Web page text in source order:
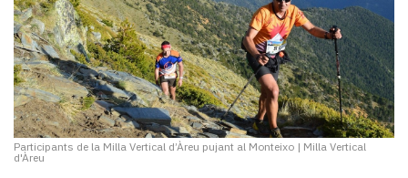
Participants de la Milla Vertical d’Àreu pujant al Monteixo | Milla Vertical
d'Àreu